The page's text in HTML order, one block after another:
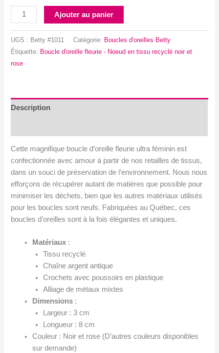
quantité
de
d'oreille
tissu
rose
Ajouter au panier
UGS : Betty #1011 Catégorie: Boucles d'oreilles Betty
Étiquette: Boucle d'oreille fleurie - Noeud en tissu recyclé noir et
rose
Description
Cette magnifique boucle d’oreille fleurie ultra féminin est
confectionnée avec amour à partir de nos retailles de tissus,
dans un souci de préservation de l’environnement. Nous nous
efforçons de récupérer autant de matières que possible pour
minimiser les déchets, bien que les autres matériaux utilisés
pour les boucles sont neufs. Fabriquées au Québec, ces
boucles d’oreilles sont à la fois élégantes et uniques.
Matériaux :
Tissu recyclé
Chaîne argent antique
Crochets avec poussoirs en plastique
Alliage de métaux mixtes
Dimensions :
Largeur : 3 cm
Longueur : 8 cm
Couleur : Noir et rose (D’autres couleurs disponibles
sur demande)